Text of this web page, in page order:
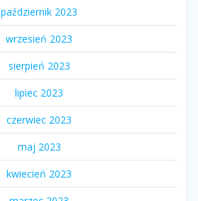
październik 2023
wrzesień 2023
sierpień 2023
lipiec 2023
czerwiec 2023
maj 2023
kwiecień 2023